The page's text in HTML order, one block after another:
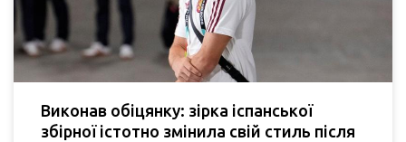
Виконав обіцянку: зірка іспанської
збірної істотно змінила свій стиль після